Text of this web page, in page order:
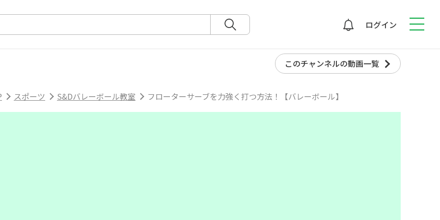
ログイン
このチャンネルの動画一覧
スポーツ S&Dバレーボール教室 フローターサーブを力強く打つ方法！【バレーボール】